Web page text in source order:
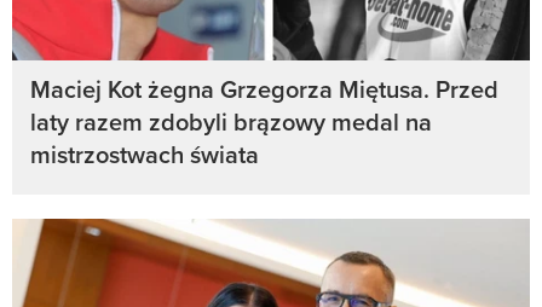
Maciej Kot żegna Grzegorza Miętusa. Przed
laty razem zdobyli brązowy medal na
mistrzostwach świata